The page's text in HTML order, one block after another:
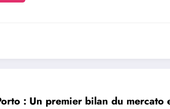
: Un premier bilan du